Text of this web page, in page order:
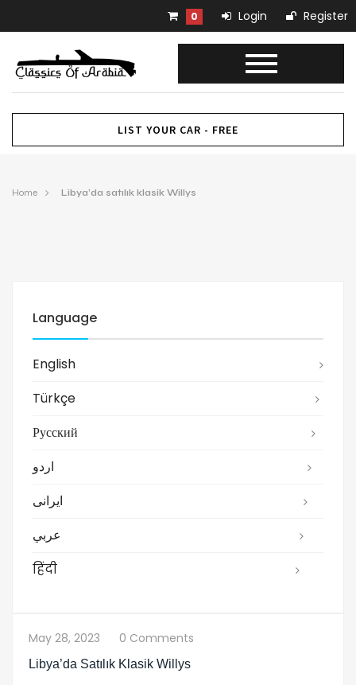
0 Login Register
LIST YOUR CAR - FREE
Home Libya’da satılık klasik Willys
Language
English
Türkçe
Русский
اردو
ایرانی
عربي
हिंदी
May 28, 2023 0 Comments
Libya’da Satılık Klasik Willys